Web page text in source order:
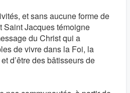
et sans aucune forme de
Saint Jacques témoigne
du Christ qui a
de vivre dans la Foi, la
d’être des bâtisseurs de